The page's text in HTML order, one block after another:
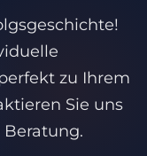
zu Ihrem
Sie uns